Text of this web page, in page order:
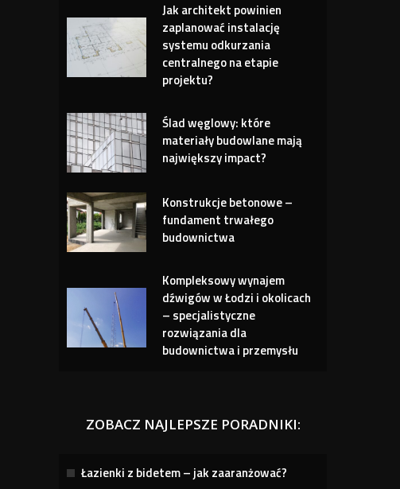
Jak architekt powinien
zaplanować instalację
systemu odkurzania
centralnego na etapie
projektu?
Ślad węglowy: które
materiały budowlane mają
największy impact?
Konstrukcje betonowe –
fundament trwałego
budownictwa
Kompleksowy wynajem
dźwigów w Łodzi i okolicach
– specjalistyczne
rozwiązania dla
budownictwa i przemysłu
ZOBACZ NAJLEPSZE PORADNIKI:
Łazienki z bidetem – jak zaaranżować?